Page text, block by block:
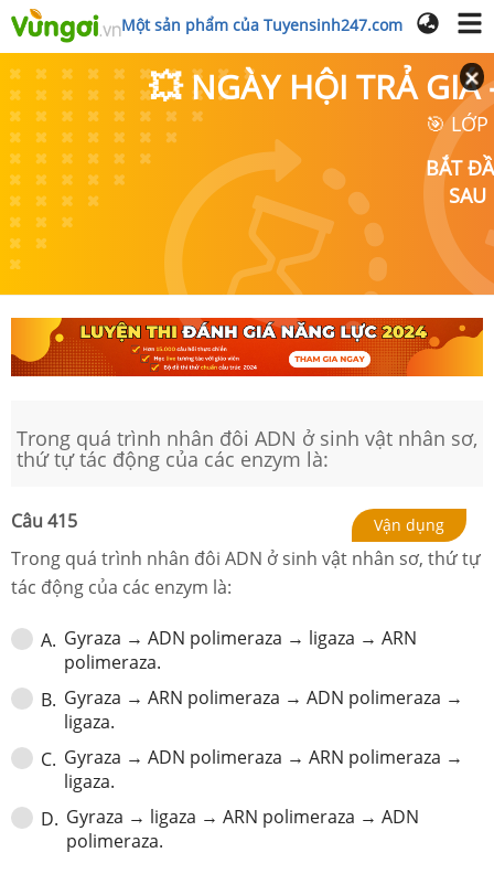
Một sản phẩm của Tuyensinh247.com
💥 NGÀY HỘI TRẢ GIÁ
🎯
BẮT
SAU
Trong quá trình nhân đôi ADN ở sinh vật nhân sơ,
thứ tự tác động của các enzym là:
Câu 415 Vận dụng
Trong quá trình nhân đôi ADN ở sinh vật nhân sơ, thứ tự
tác động của các enzym là:
A. Gyraza → ADN polimeraza → ligaza → ARN
polimeraza.
B. Gyraza → ARN polimeraza → ADN polimeraza →
ligaza.
C. Gyraza → ADN polimeraza → ARN polimeraza →
ligaza.
D. Gyraza → ligaza → ARN polimeraza → ADN
polimeraza.